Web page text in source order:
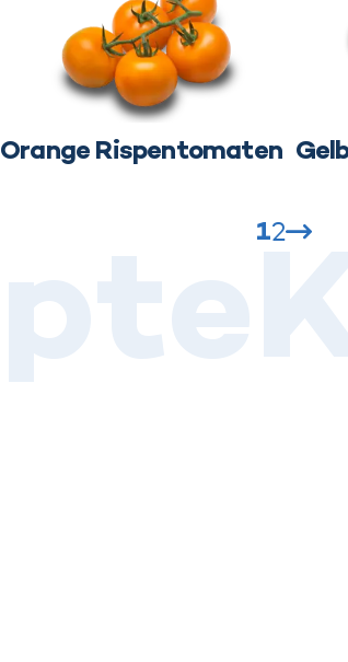
Orange Rispentomaten
12